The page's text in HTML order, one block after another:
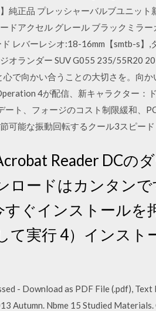
純正品 プレッシャーバルブユニッ
ドアクセル グレール ブラックミラ
レバーレシオ:18-16mm【smtb-s】
オランダー SUV G055 235/55R20
心で向かい合うことの大切さを。向
4が配信、新キャラクター
ート、フォージのコスト制限緩和、
可能な振動回転するクール3スピー
Reader DCの
ロードはカンタン
すぐインストールを
て実行 4）インス
- Download as PDF File (.pdf),
Autumn. Nbme 15 Studied